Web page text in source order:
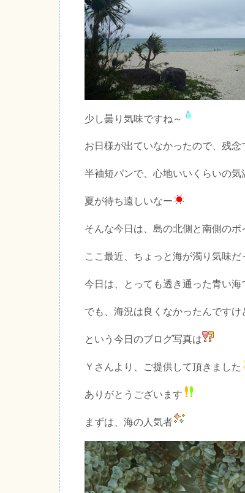
少し曇り気味ですね～
お日様が出ていなかったので、残念
半袖短パンで、心地いいくらいの気
夏が待ち遠しいなー
そんな今日は、島の北側と南側の
ここ最近、ちょっと海が濁り気味だ
今日は、とっても透き通った青い海
でも、海況は良くなかったんですけ
という今日のブログ写真は
Ｙさんより、ご提供して頂きました
ありがとうございます
まずは、海の人気者